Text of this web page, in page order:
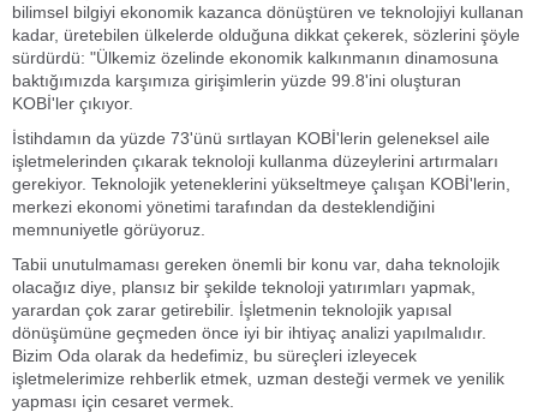
bilimsel bilgiyi ekonomik kazanca dönüştüren ve teknolojiyi kullanan
kadar, üretebilen ülkelerde olduğuna dikkat çekerek, sözlerini şöyle
sürdürdü: "Ülkemiz özelinde ekonomik kalkınmanın dinamosuna
baktığımızda karşımıza girişimlerin yüzde 99.8'ini oluşturan
KOBİ'ler çıkıyor.
İstihdamın da yüzde 73'ünü sırtlayan KOBİ'lerin geleneksel aile
işletmelerinden çıkarak teknoloji kullanma düzeylerini artırmaları
gerekiyor. Teknolojik yeteneklerini yükseltmeye çalışan KOBİ'lerin,
merkezi ekonomi yönetimi tarafından da desteklendiğini
memnuniyetle görüyoruz.
Tabii unutulmaması gereken önemli bir konu var, daha teknolojik
olacağız diye, plansız bir şekilde teknoloji yatırımları yapmak,
yarardan çok zarar getirebilir. İşletmenin teknolojik yapısal
dönüşümüne geçmeden önce iyi bir ihtiyaç analizi yapılmalıdır.
Bizim Oda olarak da hedefimiz, bu süreçleri izleyecek
işletmelerimize rehberlik etmek, uzman desteği vermek ve yenilik
yapması için cesaret vermek.